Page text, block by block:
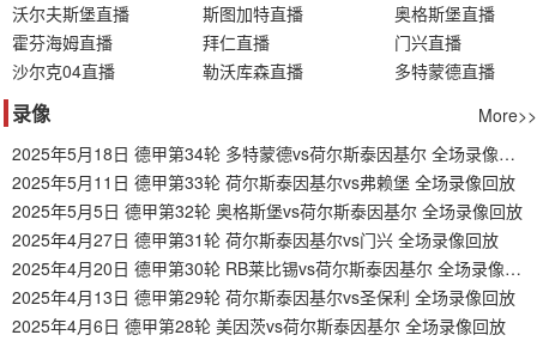
沃尔夫斯堡直播
斯图加特直播
奥格斯堡直播
霍芬海姆直播
拜仁直播
门兴直播
沙尔克04直播
勒沃库森直播 多特蒙德直播
录像
More>>
2025年5月18日 德甲第34轮 多特蒙德vs荷尔斯泰因基尔 全场录像回放
2025年5月11日 德甲第33轮 荷尔斯泰因基尔vs弗赖堡 全场录像回放
2025年5月5日 德甲第32轮 奥格斯堡vs荷尔斯泰因基尔 全场录像回放
2025年4月27日 德甲第31轮 荷尔斯泰因基尔vs门兴 全场录像回放
2025年4月20日 德甲第30轮 RB莱比锡vs荷尔斯泰因基尔 全场录像回放
2025年4月13日 德甲第29轮 荷尔斯泰因基尔vs圣保利 全场录像回放
2025年4月6日 德甲第28轮 美因茨vs荷尔斯泰因基尔 全场录像回放